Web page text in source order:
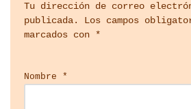
Tu dirección de correo
publicada.
Los campos
marcados con *
Nombre *